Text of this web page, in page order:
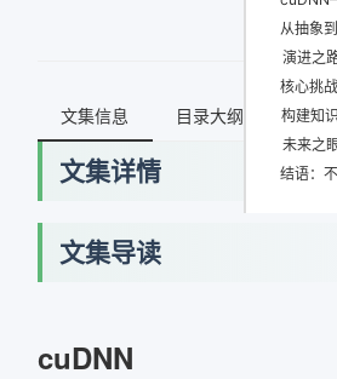
程
文集信息 目录大纲 最新
文集详情
文集导读
cuDNN
未来之
获取最新文档失败，请稍后重试